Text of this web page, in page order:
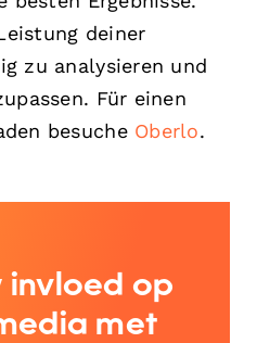
deiner
zu analysieren und
Für einen
besuche Oberlo.
invloed op
met